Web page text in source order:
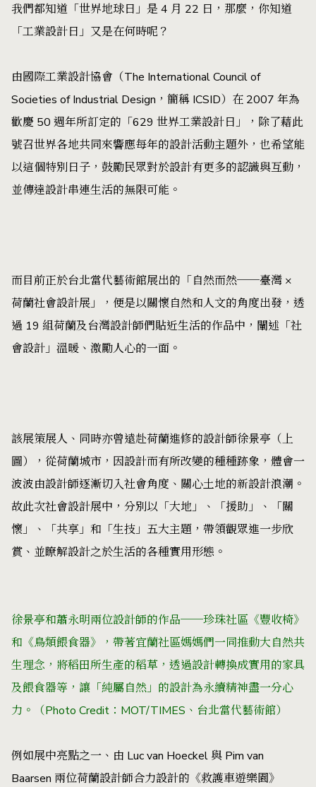
我們都知道「世界地球日」是 4 月 22 日，那麼，你知道
「工業設計日」又是在何時呢？
由國際工業設計協會（The International Council of
Societies of Industrial Design，簡稱 ICSID）在 2007 年為
歡慶 50 週年所訂定的「629 世界工業設計日」，除了藉此
號召世界各地共同來響應每年的設計活動主題外，也希望能
以這個特別日子，鼓勵民眾對於設計有更多的認識與互動，
並傳達設計串連生活的無限可能。
而目前正於台北當代藝術館展出的「自然而然──臺灣 ×
荷蘭社會設計展」，便是以關懷自然和人文的角度出發，透
過 19 組荷蘭及台灣設計師們貼近生活的作品中，闡述「社
會設計」溫暖、激勵人心的一面。
該展策展人、同時亦曾遠赴荷蘭進修的設計師徐景亭（上
圖），從荷蘭城市，因設計而有所改變的種種跡象，體會一
波波由設計師逐漸切入社會角度、關心土地的新設計浪潮。
故此次社會設計展中，分別以「大地」、「援助」、「關
懷」、「共享」和「生技」五大主題，帶領觀眾進一步欣
賞、並瞭解設計之於生活的各種實用形態。
徐景亭和蕭永明兩位設計師的作品──珍珠社區《豐收椅》
和《鳥類餵食器》，帶著宜蘭社區媽媽們一同推動大自然共
生理念，將稻田所生產的稻草，透過設計轉換成實用的家具
及餵食器等，讓「純屬自然」的設計為永續精神盡一分心
力。（Photo Credit：MOT/TIMES、台北當代藝術館）
例如展中亮點之一、由 Luc van Hoeckel 與 Pim van
Baarsen 兩位荷蘭設計師合力設計的《救護車遊樂園》